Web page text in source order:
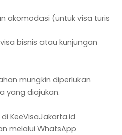
akomodasi (untuk visa turis
bisnis atau kunjungan
mungkin diperlukan
yang diajukan.
KeeVisaJakarta.id
melalui WhatsApp